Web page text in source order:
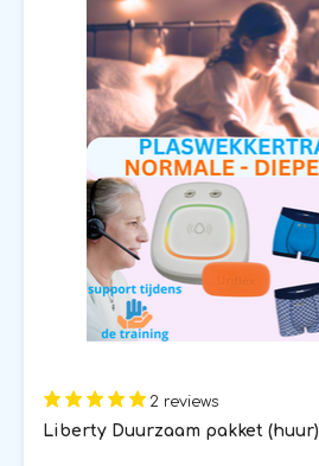
2 reviews
Liberty Duurzaam pakket (huur)